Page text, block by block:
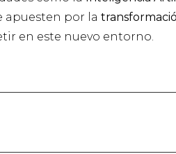
apuesten por la
en este nuevo entorno.